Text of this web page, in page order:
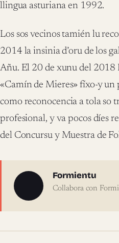
llingua asturiana en 1992.
Los sos vecinos tamién lu
2014 la insinia d’oru de los
Añu. El 20 de xunu del 2018
«Camín de Mieres» fíxo-y un
como reconocencia a tola so
profesional, y va pocos díes
del Concursu y Muestra de
Sobre l'autor
Formientu
Collabora con